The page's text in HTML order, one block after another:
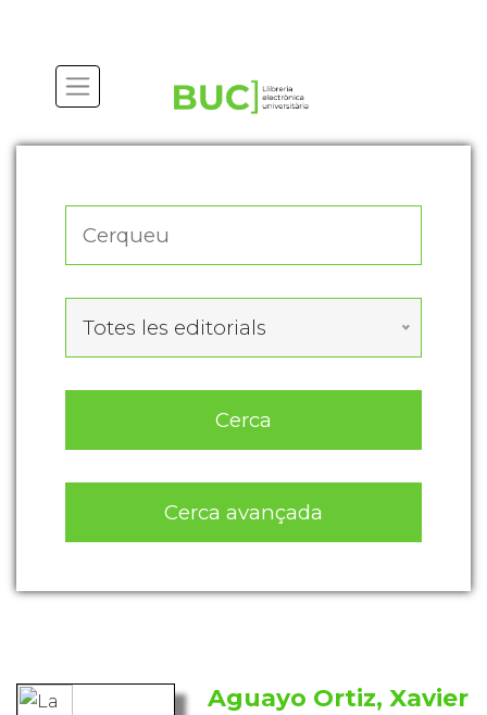
Totes les editorials
Cerca
Cerca avançada
Aguayo Ortiz, Xavier